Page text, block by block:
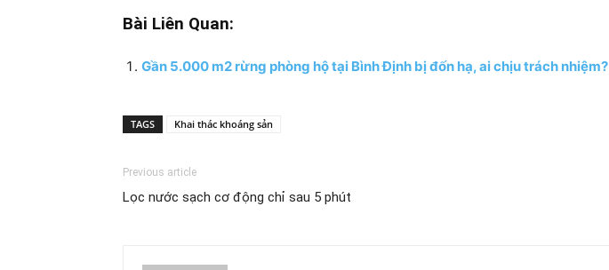
Bài Liên Quan:
Gần 5.000 m2 rừng phòng hộ tại Bình Định bị đốn hạ, ai chịu trách nhiệm?
TAGS Khai thác khoáng sản
Previous article
Lọc nước sạch cơ động chỉ sau 5 phút